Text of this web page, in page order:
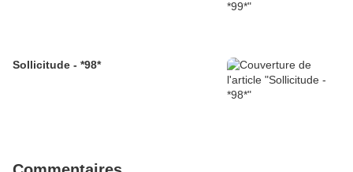
Sollicitude - *98*